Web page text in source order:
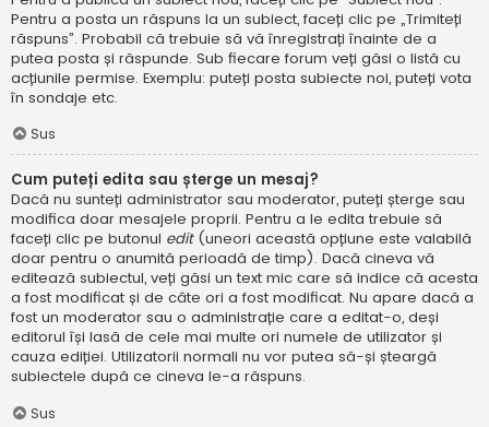
Pentru a posta un răspuns la un subiect, faceți clic pe „Trimiteți
răspuns”. Probabil că trebuie să vă înregistrați înainte de a
putea posta și răspunde. Sub fiecare forum veți găsi o listă cu
acțiunile permise. Exemplu: puteți posta subiecte noi, puteți vota
în sondaje etc.
Sus
Cum puteți edita sau șterge un mesaj?
Dacă nu sunteți administrator sau moderator, puteți șterge sau
modifica doar mesajele proprii. Pentru a le edita trebuie să
faceți clic pe butonul edit (uneori această opțiune este valabilă
doar pentru o anumită perioadă de timp). Dacă cineva vă
editează subiectul, veți găsi un text mic care să indice că acesta
a fost modificat și de câte ori a fost modificat. Nu apare dacă a
fost un moderator sau o administrație care a editat-o, deși
editorul își lasă de cele mai multe ori numele de utilizator și
cauza ediției. Utilizatorii normali nu vor putea să-și șteargă
subiectele după ce cineva le-a răspuns.
Sus